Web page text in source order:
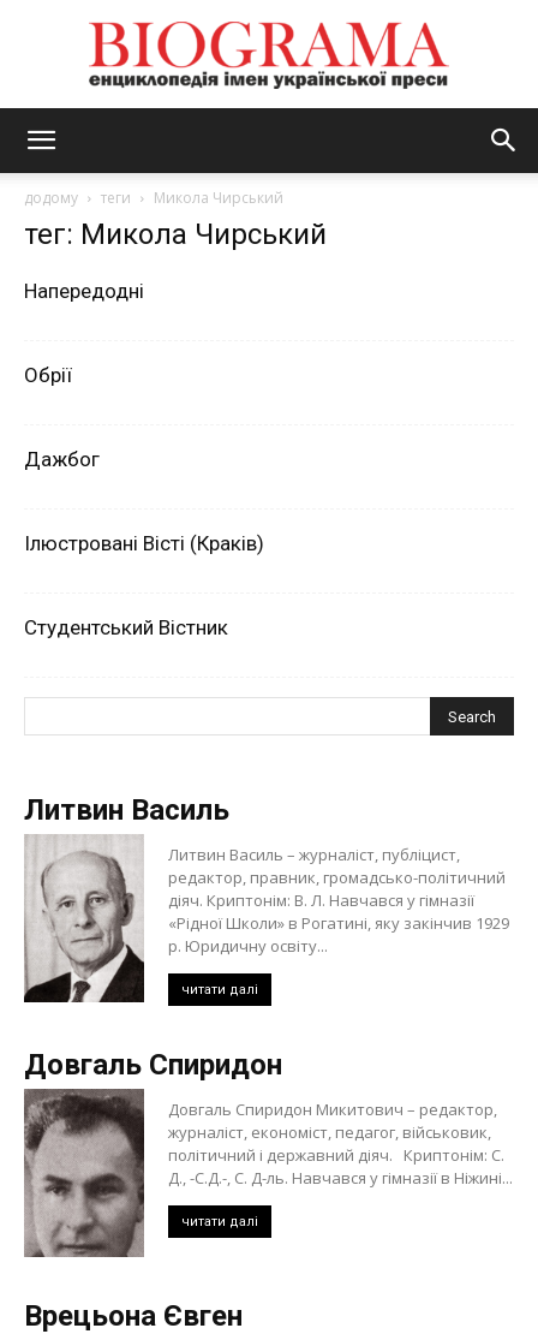
додому теги Микола Чирський
тег: Микола Чирський
Напередодні
Обрії
Дажбог
Ілюстровані Вісті (Краків)
Студентський Вістник
Литвин Василь
Литвин Василь – журналіст, публіцист,
редактор, правник, громадсько-політичний
діяч. Криптонім: В. Л. Навчався у гімназії
«Рідної Школи» в Рогатині, яку закінчив 1929
р. Юридичну освіту...
читати далі
Довгаль Спиридон
Довгаль Спиридон Микитович – редактор,
журналіст, економіст, педагог, військовик,
політичний і державний діяч. Криптонім: С.
Д., -С.Д.-, С. Д-ль. Навчався у гімназії в Ніжині...
читати далі
Врецьона Євген